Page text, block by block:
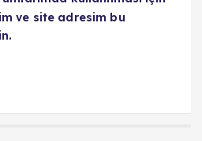
ve site adresim bu